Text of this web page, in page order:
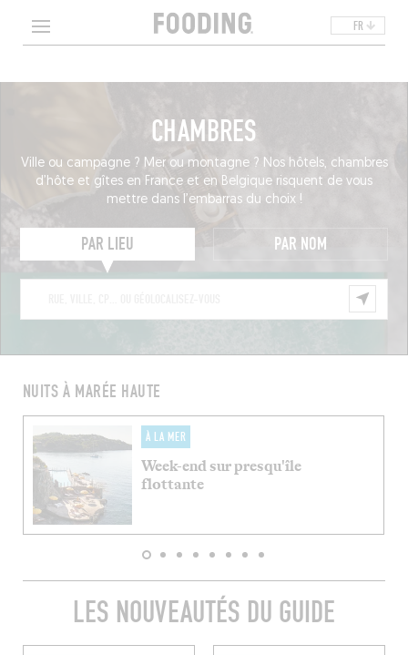
FR
CHAMBRES
Ville ou campagne ? Mer ou montagne ? Nos hôtels, chambres
d’hôte et gîtes en France et en Belgique risquent de vous
mettre dans l’embarras du choix !
PAR LIEU PAR NOM
NUITS À MARÉE HAUTE
À LA MER
Week-end sur presqu'île
flottante
LES NOUVEAUTÉS DU GUIDE